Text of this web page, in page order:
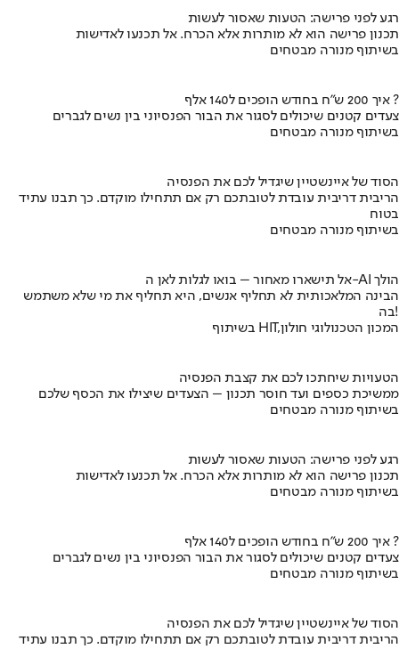
רגע לפני פרישה: הטעות שאסור לעשות
תכנון פרישה הוא לא מותרות אלא הכרח. אל תכנעו לאדישות
בשיתוף מנורה מבטחים
איך 200 ש"ח בחודש הופכים ל140 אלף ?
צעדים קטנים שיכולים לסגור את הבור הפנסיוני בין נשים לגברים
בשיתוף מנורה מבטחים
הסוד של איינשטיין שיגדיל לכם את הפנסיה
הריבית דריבית עובדת לטובתכם רק אם תתחילו מוקדם. כך תבנו עתיד
בטוח
בשיתוף מנורה מבטחים
אל תישארו מאחור – בואו לגלות לאן ה-AI הולך
הבינה המלאכותית לא תחליף אנשים, היא תחליף את מי שלא משתמש
בה!
בשיתוף HIT,המכון הטכנולוגי חולון
הטעויות שיחתכו לכם את קצבת הפנסיה
ממשיכת כספים ועד חוסר תכנון – הצעדים שיצילו את הכסף שלכם
בשיתוף מנורה מבטחים
רגע לפני פרישה: הטעות שאסור לעשות
תכנון פרישה הוא לא מותרות אלא הכרח. אל תכנעו לאדישות
בשיתוף מנורה מבטחים
איך 200 ש"ח בחודש הופכים ל140 אלף ?
צעדים קטנים שיכולים לסגור את הבור הפנסיוני בין נשים לגברים
בשיתוף מנורה מבטחים
הסוד של איינשטיין שיגדיל לכם את הפנסיה
הריבית דריבית עובדת לטובתכם רק אם תתחילו מוקדם. כך תבנו עתיד